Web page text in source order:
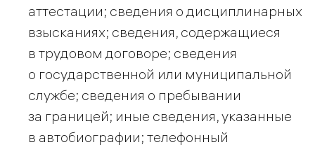
аттестации; сведения о дисциплинарных
взысканиях; сведения, содержащиеся
в трудовом договоре; сведения
о государственной или муниципальной
службе; сведения о пребывании
за границей; иные сведения, указанные
в автобиографии; телефонный